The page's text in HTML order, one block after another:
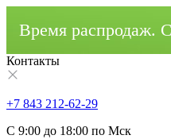
Время распродаж.
Контакты
+7 843 212-62-29
С 9:00 до 18:00 по Мск